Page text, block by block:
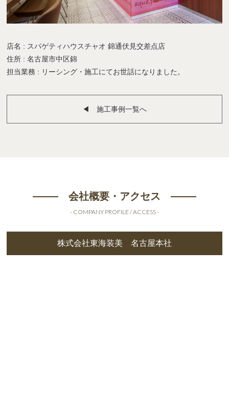
店名 : スパゲティハウスチャオ 錦通伏見交差点店
住所 : 名古屋市中区錦
担当業務 : リーシング・施工にてお世話になりました。
◀︎ 施工事例一覧へ
会社概要・アクセス
- COMPANY PROFILE / ACCESS -
株式会社東海装美 名古屋本社